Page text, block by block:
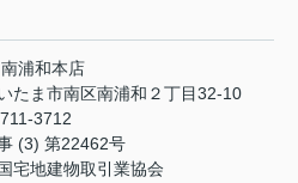
浦和本店
たま市南区南浦和２丁目32-10
3712
(3) 第22462号
宅地建物取引業協会